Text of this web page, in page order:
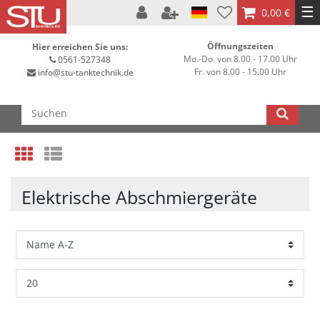
0,00 € ☰
Hier erreichen Sie uns:
0561-527348
info@stu-tanktechnik.de
Öffnungszeiten
Mo.-Do. von 8.00 - 17.00 Uhr
Fr. von 8.00 - 15.00 Uhr
Elektrische Abschmiergeräte